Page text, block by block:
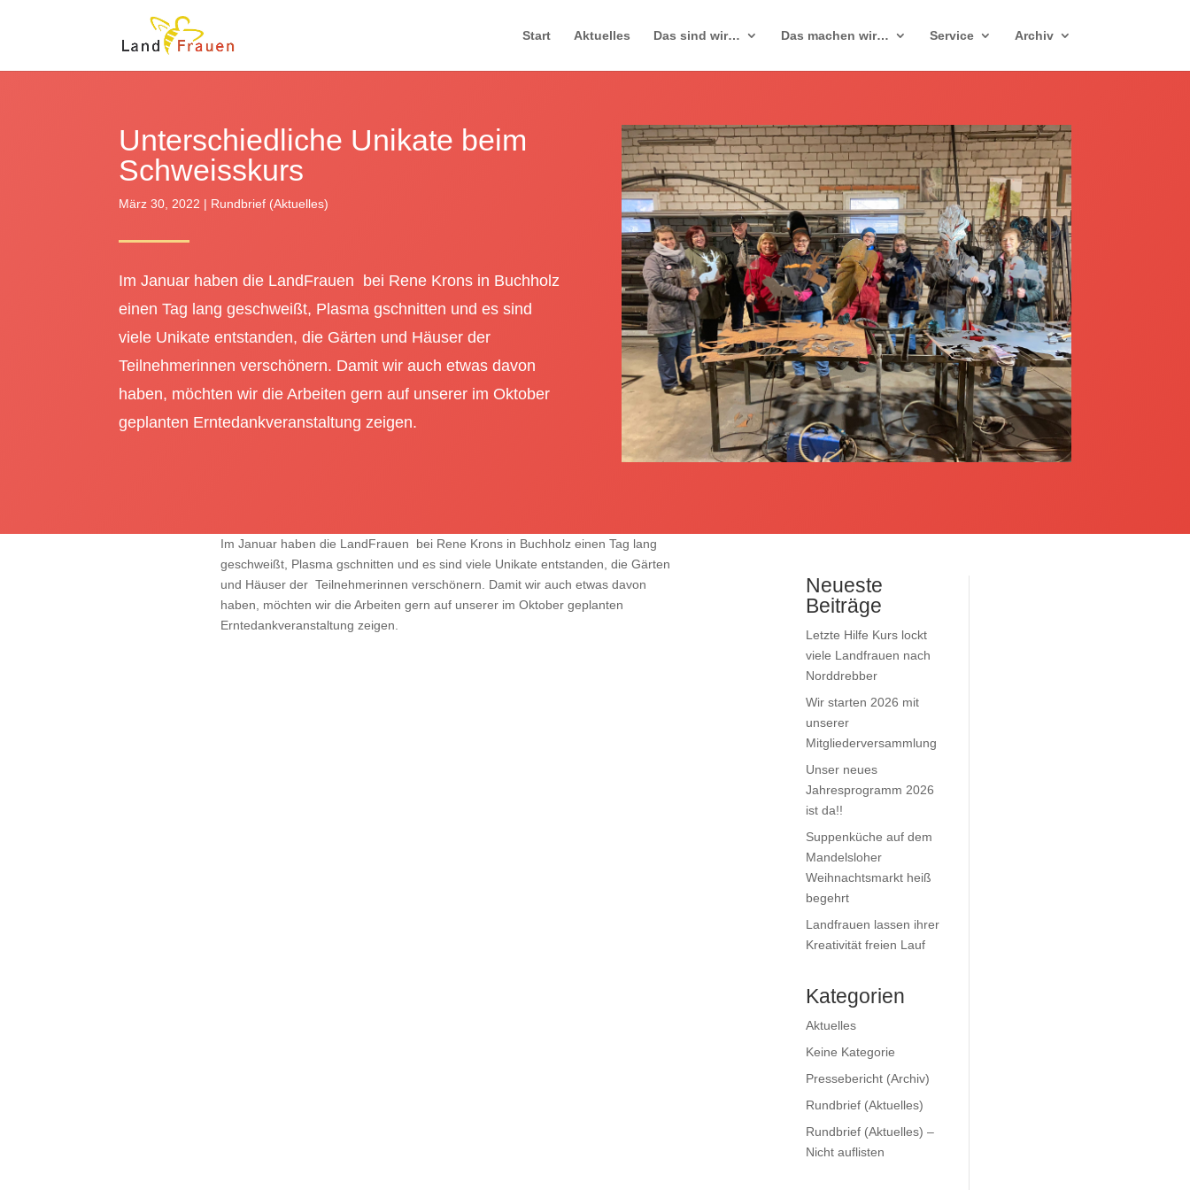
Start Aktuelles Das sind wir… Das machen wir… Service Archiv
Unterschiedliche Unikate beim
Schweisskurs
März 30, 2022 | Rundbrief (Aktuelles)
Im Januar haben die LandFrauen bei Rene Krons in Buchholz
einen Tag lang geschweißt, Plasma gschnitten und es sind
viele Unikate entstanden, die Gärten und Häuser der
Teilnehmerinnen verschönern. Damit wir auch etwas davon
haben, möchten wir die Arbeiten gern auf unserer im Oktober
geplanten Erntedankveranstaltung zeigen.
Im Januar haben die LandFrauen bei Rene Krons in Buchholz einen Tag lang
geschweißt, Plasma gschnitten und es sind viele Unikate entstanden, die Gärten
und Häuser der Teilnehmerinnen verschönern. Damit wir auch etwas davon
haben, möchten wir die Arbeiten gern auf unserer im Oktober geplanten
Erntedankveranstaltung zeigen.
Neueste
Beiträge
Letzte Hilfe Kurs lockt
viele Landfrauen nach
Norddrebber
Wir starten 2026 mit
unserer
Mitgliederversammlung
Unser neues
Jahresprogramm 2026
ist da!!
Suppenküche auf dem
Mandelsloher
Weihnachtsmarkt heiß
begehrt
Landfrauen lassen ihrer
Kreativität freien Lauf
Kategorien
Aktuelles
Keine Kategorie
Pressebericht (Archiv)
Rundbrief (Aktuelles)
Rundbrief (Aktuelles) –
Nicht auflisten